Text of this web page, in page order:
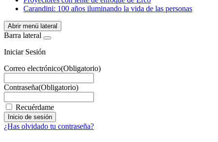
Carandini: 100 años iluminando la vida de las personas
Abrir menú lateral
Barra lateral
Iniciar Sesión
Correo electrónico(Obligatorio)
Contraseña(Obligatorio)
Recuérdame
¿Has olvidado tu contraseña?